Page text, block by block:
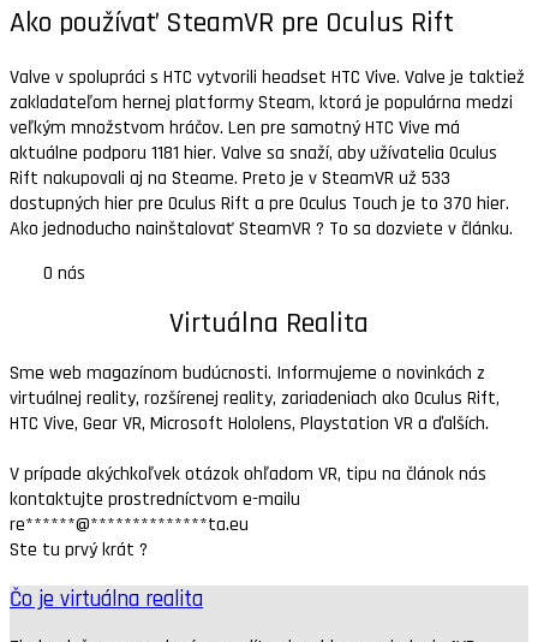
Ako používať SteamVR pre Oculus Rift
Valve v spolupráci s HTC vytvorili headset HTC Vive. Valve je taktiež
zakladateľom hernej platformy Steam, ktorá je populárna medzi
veľkým množstvom hráčov. Len pre samotný HTC Vive má
aktuálne podporu 1181 hier. Valve sa snaží, aby užívatelia Oculus
Rift nakupovali aj na Steame. Preto je v SteamVR už 533
dostupných hier pre Oculus Rift a pre Oculus Touch je to 370 hier.
Ako jednoducho nainštalovať SteamVR ? To sa dozviete v článku.
O nás
Virtuálna Realita
Sme web magazínom budúcnosti. Informujeme o novinkách z
virtuálnej reality, rozšírenej reality, zariadeniach ako Oculus Rift,
HTC Vive, Gear VR, Microsoft Hololens, Playstation VR a ďalších.
V prípade akýchkoľvek otázok ohľadom VR, tipu na článok nás
kontaktujte prostredníctvom e-mailu
re******@**************ta.eu
Ste tu prvý krát ?
Čo je virtuálna realita